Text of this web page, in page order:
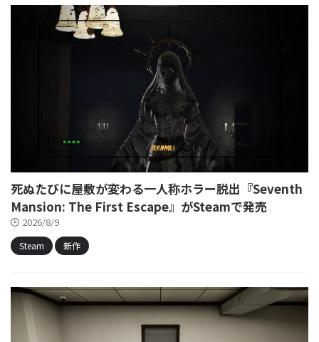
死ぬたびに屋敷が変わる一人称ホラー脱出『Seventh
Mansion: The First Escape』がSteamで発売
2026/8/9
Steam 新作